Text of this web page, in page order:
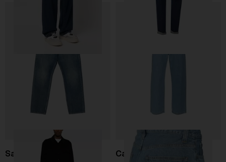
Saint Laurent Carhartt WIP